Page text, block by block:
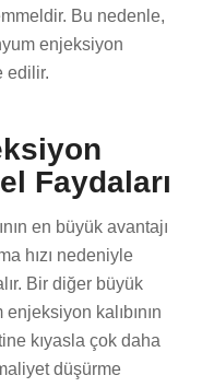
Bu nedenle,
enjeksiyon
edilir.
Faydaları
en büyük avantajı
hızı nedeniyle
Bir diğer büyük
kalıbının
kıyasla çok daha
düşürme